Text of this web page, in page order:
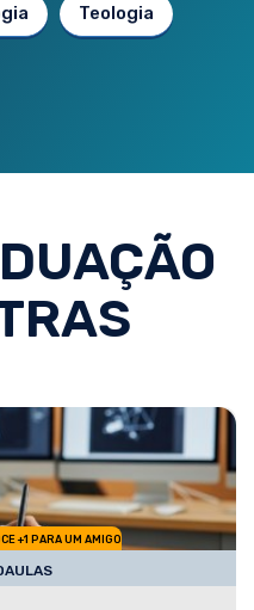
Teologia
+1 PARA UM AMIGO